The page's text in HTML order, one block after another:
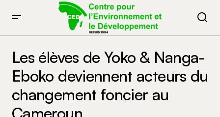
Les élèves de Yoko & Nanga-
Eboko deviennent acteurs du
changement foncier au